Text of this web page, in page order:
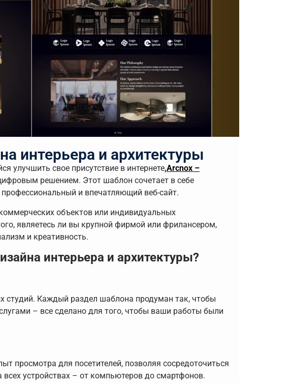
интерьера и архитектуры
улучшить свое присутствие в интернете,Arcnox –
решением. Этот шаблон сочетает в себе
и впечатляющий веб-сайт.
объектов или индивидуальных
являетесь ли вы крупной фирмой или фрилансером,
и креативность.
интерьера и архитектуры?
студий. Каждый раздел шаблона продуман так, чтобы
– все сделано для того, чтобы ваши работы были
просмотра для посетителей, позволяя сосредоточиться
устройствах – от компьютеров до смартфонов.